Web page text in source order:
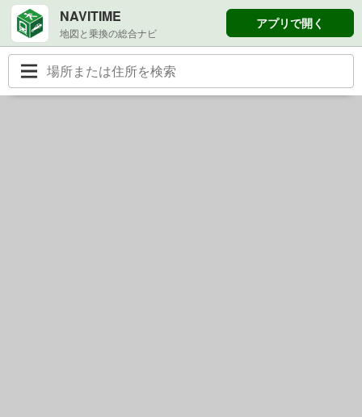
NAVITIME
地図と乗換の総合ナビ
アプリで開く